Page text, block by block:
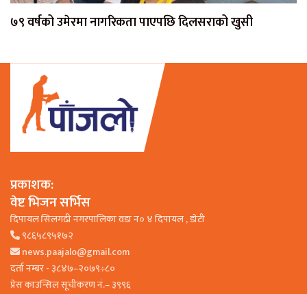
७९ वर्षको उमेरमा नागरिकता पाएपछि दिलसराको खुसी
प्रकाशक:
वेष्ट भिजन सर्भिस
दिपायल सिलगढी नगरपालिका वडा न० ४ दिपायल , डाेटी
९८६५८९५१७२
news.paajalo@gmail.com
दर्ता नम्बर - ३८४७–२०७९÷८०
प्रेस काउन्सिल सूचीकरण नं.– ३९९६